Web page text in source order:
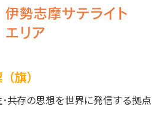
旗）
共存の思想を世界に発信する拠点